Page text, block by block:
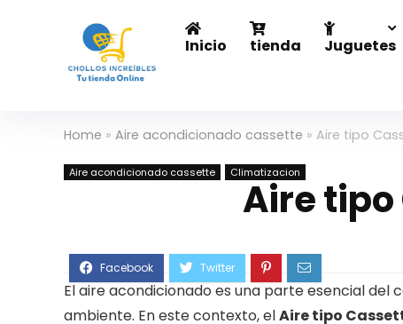
Inicio tienda Juguetes
Home » Aire acondicionado cassette » Aire tipo
Aire acondicionado cassette Climatizacion
Aire tipo
El aire acondicionado es una parte esencial
ambiente. En este contexto, elAire tipo